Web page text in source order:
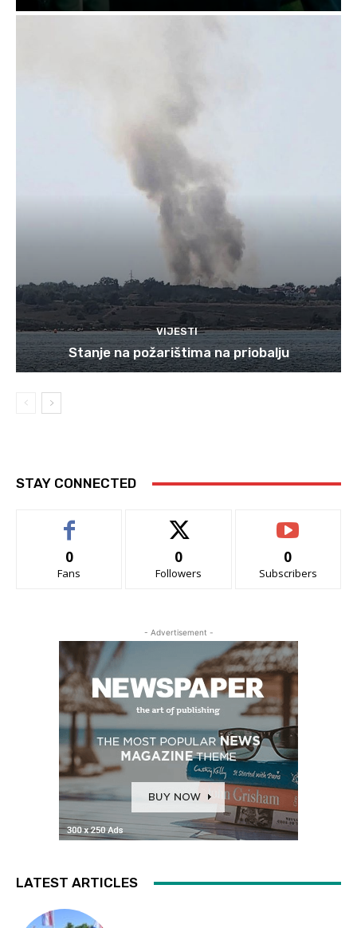
VIJESTI
Stanje na požarištima na priobalju
STAY CONNECTED
0
Fans
0
Followers
0
Subscribers
- Advertisement -
LATEST ARTICLES